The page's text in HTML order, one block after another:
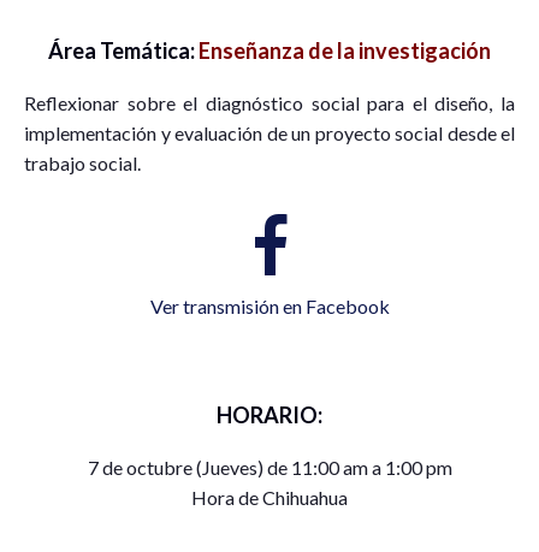
Área Temática:Enseñanza de la investigación
Reflexionar sobre el diagnóstico social para el diseño, la
implementación y evaluación de un proyecto social desde el
trabajo social.
Ver transmisión en Facebook
HORARIO:
7 de octubre (Jueves) de 11:00 am a 1:00 pm
Hora de Chihuahua